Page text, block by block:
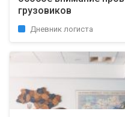
грузовиков
Дневник логиста